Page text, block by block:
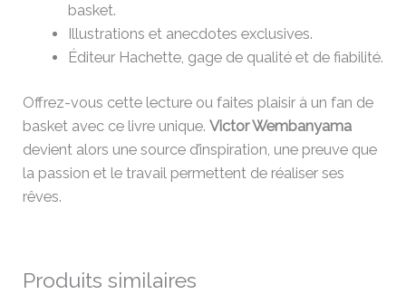
basket.
Illustrations et anecdotes exclusives.
Éditeur Hachette, gage de qualité et de fiabilité.
Offrez-vous cette lecture ou faites plaisir à un fan de
basket avec ce livre unique.Victor Wembanyama
devient alors une source d’inspiration, une preuve que
la passion et le travail permettent de réaliser ses
rêves.
Produits similaires